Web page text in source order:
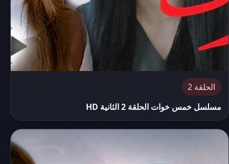
الحلقة 2
مسلسل خمس خوات الحلقة 2 الثانية HD